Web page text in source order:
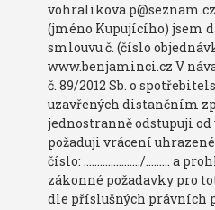
(jméno Kupujícího) jsem
smlouvu č. (číslo
www.benjaminci.cz V
č. 89/2012 Sb. o
uzavřených distančním
jednostranně odstupuji od
požaduji vrácení
číslo: …………………/……… a
zákonné požadavky pro
dle příslušných právních